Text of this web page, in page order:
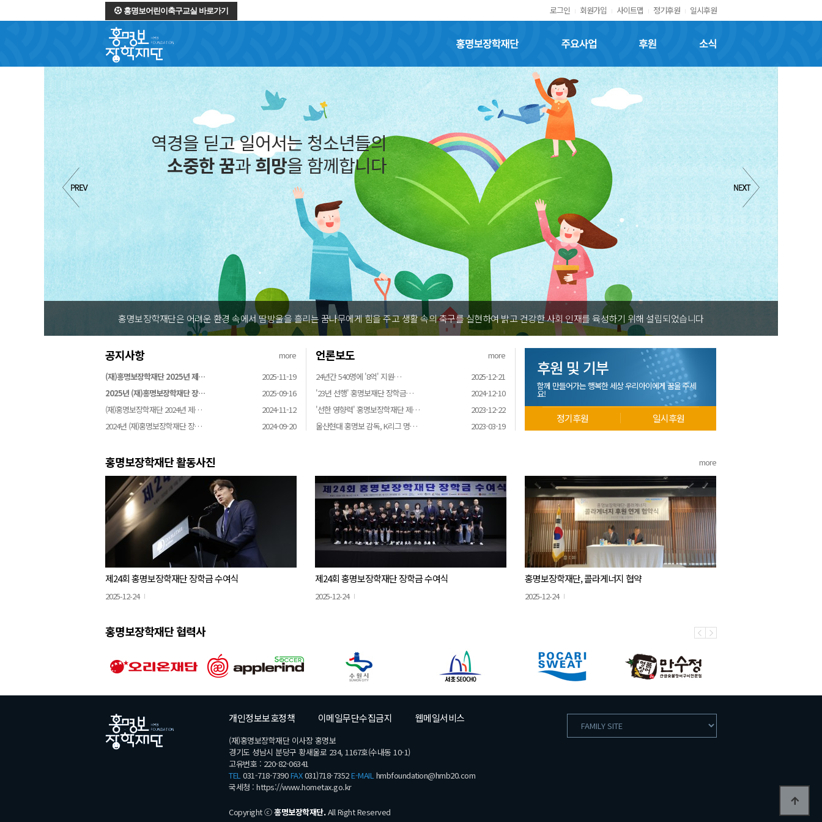
홍명보어린이축구교실 바로가기 로그인 회원가입 사이트맵 정기후원 일시후원
홍명보장학재단 주요사업 후원 소식
일어서는 청소년들의
희망을 함께합니다
경 속에서 땀방울을 흘리는 꿈나무에게 힘을 주고 생활 속의 축구를 실현하여 밝고 건강한 사회 인재를 육성하기 위해 설립되었습니다
역경을 딛고 일어서
소중한 꿈과희망
홍명보장학재단은 어려운 환경 속에서 땀방울을
공지사항
more
(재)홍명보장학재단 2025년 제…
2025-11-19
2025년 (재)홍명보장학재단 장…
2025-09-16
(재)홍명보장학재단 2024년 제…
2024-11-12
2024년 (재)홍명보장학재단 장…
2024-09-20
언론보도
more
24년간 540명에 '8억' 지원…
2025-12-21
'23년 선행' 홍명보재단 장학금…
2024-12-10
'선한 영향력' 홍명보장학재단 제…
2023-12-22
울산현대 홍명보 감독, K리그 명…
2023-03-19
후원 및 기부
함께 만들어가는 행복한 세상 우리아이에게 꿈을 주세
요!
정기후원 일시후원
홍명보장학재단 활동사진 more
제24회 홍명보장학재단 장학금 수여식
2025-12-24
제24회 홍명보장학재단 장학금 수여식
2025-12-24
홍명보장학재단, 콜라게너지 협약
2025-12-24
홍명보장학재단 협력사
개인정보보호정책 이메일무단수집금지 웹메일서비스
(재)홍명보장학재단 이사장 홍명보
경기도 성남시 분당구 황새울로 234, 1167호(수내동 10-1)
고유번호 : 220-82-06341
TEL031-718-7390FAX031)718-7352E-MAILhmbfoundation@hmb20.com
국세청 : https://www.hometax.go.kr
Copyright ⓒ홍명보장학재단.All Right Reserved